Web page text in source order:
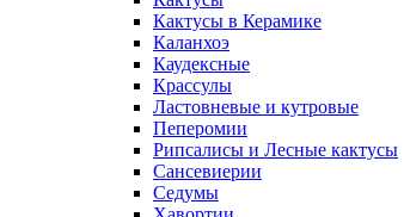
Кактусы в Керамике
Каланхоэ
Каудексные
Крассулы
Ластовневые и кутровые
Пеперомии
Рипсалисы и Лесные кактусы
Сансевиерии
Седумы